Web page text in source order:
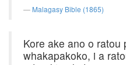
Malagasy Bible (1865)
Kore ake ano o ratou
whakapakoko, i a